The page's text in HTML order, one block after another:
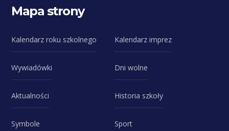
Mapa strony
Kalendarz roku szkolnego Kalendarz imprez
Wywiadówki Dni wolne
Aktualności Historia szkoły
Symbole Sport